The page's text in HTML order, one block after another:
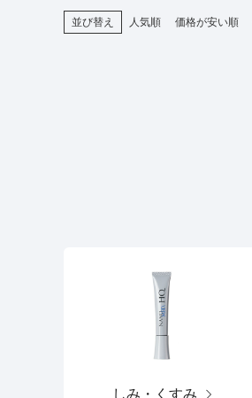
並び替え 人気順 価格が安い順
しみ・くすみ